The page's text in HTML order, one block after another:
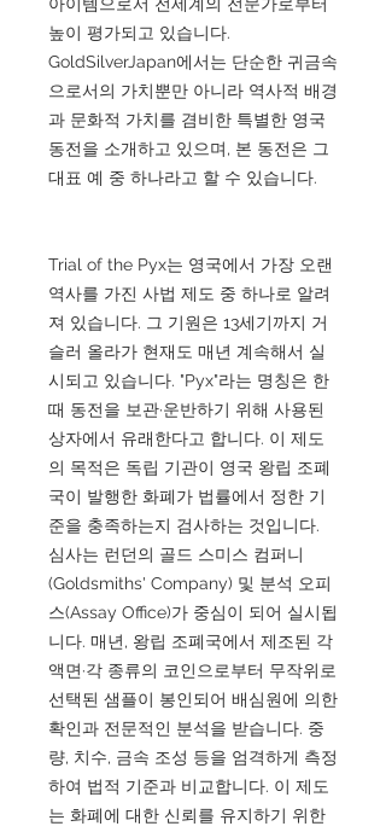
높이 평가되고 있습니다.
GoldSilverJapan에서는 단순한 귀금속
으로서의 가치뿐만 아니라 역사적 배경
과 문화적 가치를 겸비한 특별한 영국
동전을 소개하고 있으며, 본 동전은 그
대표 예 중 하나라고 할 수 있습니다.
Trial of the Pyx는 영국에서 가장 오랜
역사를 가진 사법 제도 중 하나로 알려
져 있습니다. 그 기원은 13세기까지 거
슬러 올라가 현재도 매년 계속해서 실
시되고 있습니다. "Pyx"라는 명칭은 한
때 동전을 보관·운반하기 위해 사용된
상자에서 유래한다고 합니다. 이 제도
의 목적은 독립 기관이 영국 왕립 조폐
국이 발행한 화폐가 법률에서 정한 기
준을 충족하는지 검사하는 것입니다.
심사는 런던의 골드 스미스 컴퍼니
(Goldsmiths' Company) 및 분석 오피
스(Assay Office)가 중심이 되어 실시됩
니다. 매년, 왕립 조폐국에서 제조된 각
액면·각 종류의 코인으로부터 무작위로
선택된 샘플이 봉인되어 배심원에 의한
확인과 전문적인 분석을 받습니다. 중
량, 치수, 금속 조성 등을 엄격하게 측정
하여 법적 기준과 비교합니다. 이 제도
는 화폐에 대한 신뢰를 유지하기 위한